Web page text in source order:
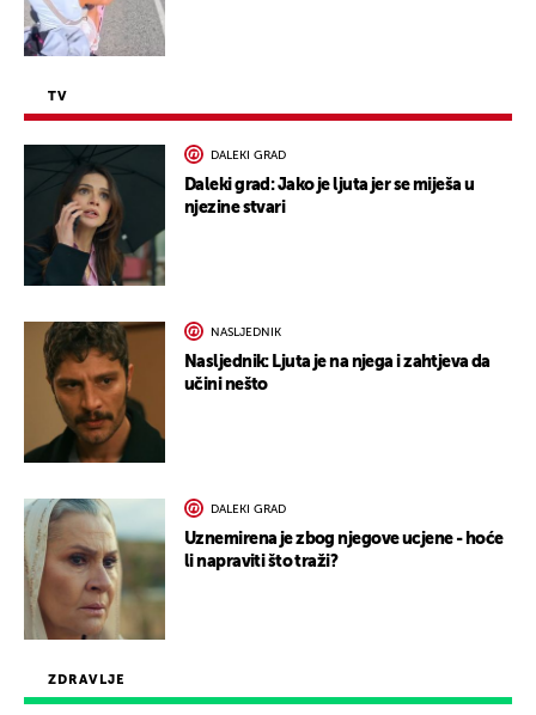
ZDRAVLJE
TV
DALEKI GRAD
Daleki grad: Jako je ljuta jer se miješa u
njezine stvari
NASLJEDNIK
Nasljednik: Ljuta je na njega i zahtjeva da
učini nešto
DALEKI GRAD
Uznemirena je zbog njegove ucjene - hoće
li napraviti što traži?